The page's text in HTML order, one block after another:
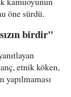
öne sürdü.
birdir"
etnik köken,
yapılmaması